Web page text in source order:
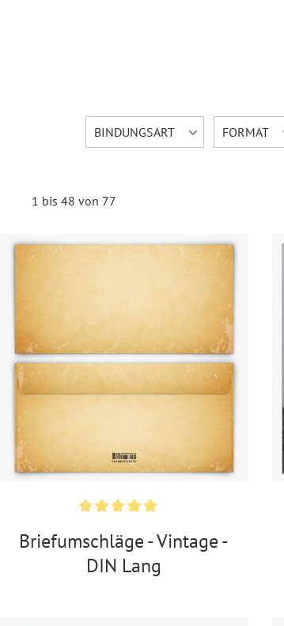
BINDUNGSART FORMAT
1 bis 48 von 77
Briefumschläge - Vintage -
DIN Lang